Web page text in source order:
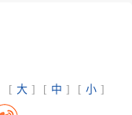
[ 大 ] [ 中 ] [ 小 ]